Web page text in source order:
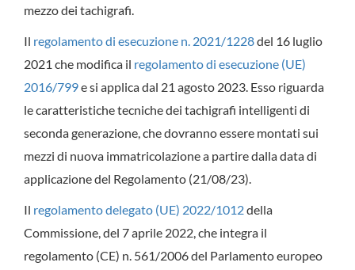
mezzo dei tachigrafi.
Il regolamento di esecuzione n. 2021/1228del 16 luglio
2021 che modifica il regolamento di esecuzione (UE)
2016/799e si applica dal 21 agosto 2023. Esso riguarda
le caratteristiche tecniche dei tachigrafi intelligenti di
seconda generazione, che dovranno essere montati sui
mezzi di nuova immatricolazione a partire dalla data di
applicazione del Regolamento (21/08/23).
Il regolamento delegato (UE) 2022/1012della
Commissione, del 7 aprile 2022, che integra il
regolamento (CE) n. 561/2006 del Parlamento europeo